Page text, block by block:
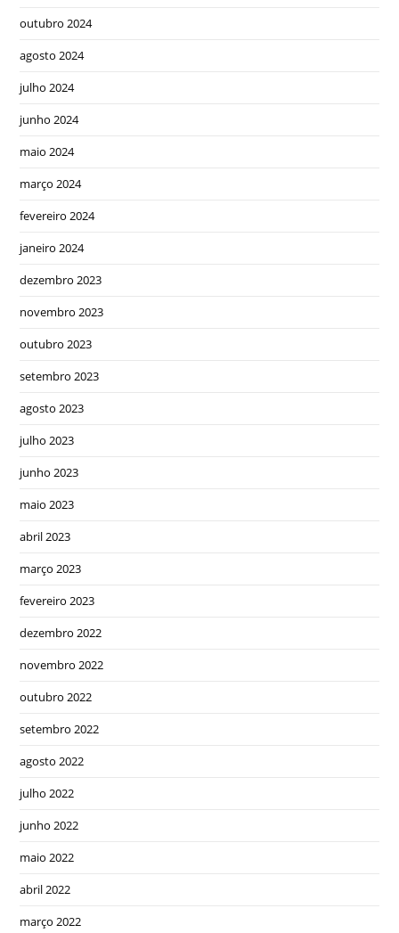
outubro 2024
agosto 2024
julho 2024
junho 2024
maio 2024
março 2024
fevereiro 2024
janeiro 2024
dezembro 2023
novembro 2023
outubro 2023
setembro 2023
agosto 2023
julho 2023
junho 2023
maio 2023
abril 2023
março 2023
fevereiro 2023
dezembro 2022
novembro 2022
outubro 2022
setembro 2022
agosto 2022
julho 2022
junho 2022
maio 2022
abril 2022
março 2022